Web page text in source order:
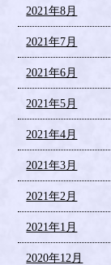
2021年8月
2021年7月
2021年6月
2021年5月
2021年4月
2021年3月
2021年2月
2021年1月
2020年12月